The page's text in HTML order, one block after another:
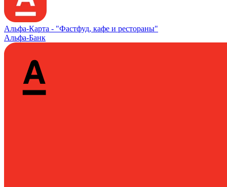
Альфа‑Карта - "Фастфуд, кафе и рестораны"
Альфа-Банк